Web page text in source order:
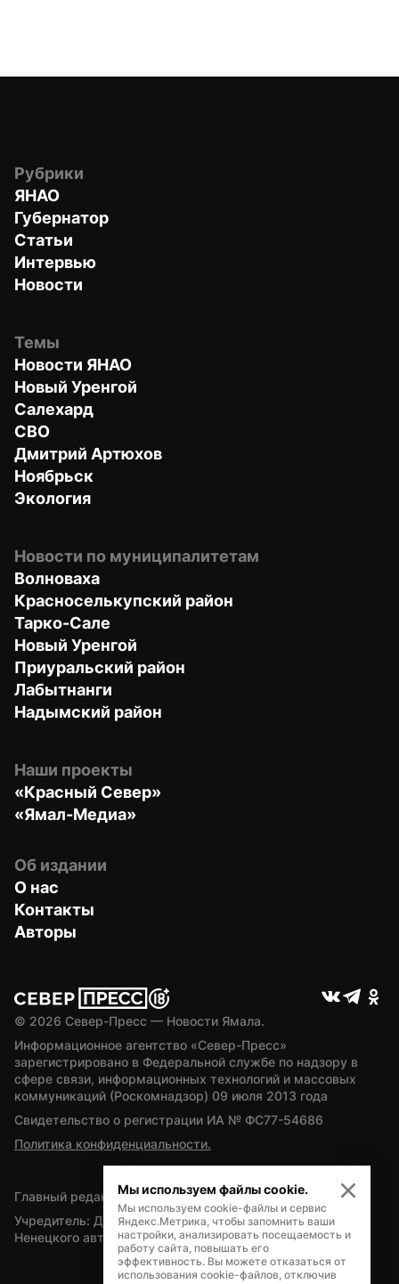
Рубрики
ЯНАО
Губернатор
Статьи
Интервью
Новости
Темы
Новости ЯНАО
Новый Уренгой
Салехард
СВО
Дмитрий Артюхов
Ноябрьск
Экология
Новости по муниципалитетам
Волноваха
Красноселькупский район
Тарко-Сале
Новый Уренгой
Приуральский район
Лабытнанги
Надымский район
Наши проекты
«Красный Север»
«Ямал-Медиа»
Об издании
О нас
Контакты
Авторы
© 2026 Север-Пресс — Новости Ямала.
Информационное агентство «Север-Пресс»
зарегистрировано в Федеральной службе по надзору в
сфере связи, информационных технологий и массовых
коммуникаций (Роскомнадзор) 09 июля 2013 года
Свидетельство о регистрации ИА № ФС77-54686
Политика конфиденциальности.
Главный редактор — А.Л. Поздеев
Учредитель: Департамент внутренней политики Ямало-
Ненецкого автономного округа
Мы используем файлы cookie.
Мы используем cookie-файлы и сервис
Яндекс.Метрика, чтобы запомнить ваши
настройки, анализировать посещаемость и
работу сайта, повышать его
эффективность. Вы можете отказаться от
использования cookie-файлов, отключив